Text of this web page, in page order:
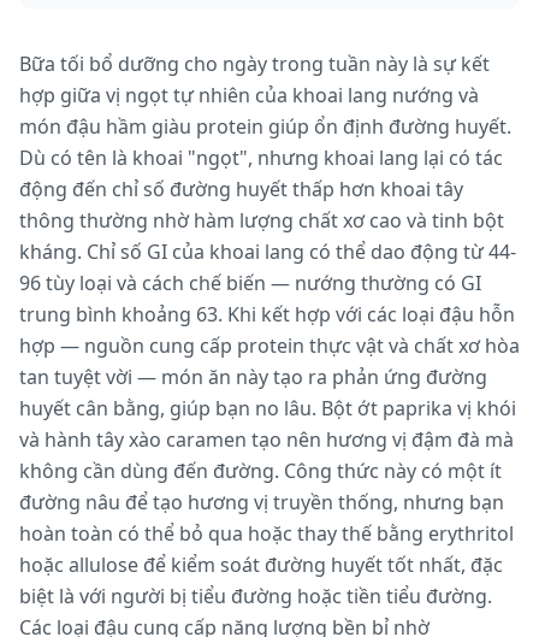
Bữa tối bổ dưỡng cho ngày trong tuần này là sự kết
hợp giữa vị ngọt tự nhiên của khoai lang nướng và
món đậu hầm giàu protein giúp ổn định đường huyết.
Dù có tên là khoai "ngọt", nhưng khoai lang lại có tác
động đến chỉ số đường huyết thấp hơn khoai tây
thông thường nhờ hàm lượng chất xơ cao và tinh bột
kháng. Chỉ số GI của khoai lang có thể dao động từ 44-
96 tùy loại và cách chế biến — nướng thường có GI
trung bình khoảng 63. Khi kết hợp với các loại đậu hỗn
hợp — nguồn cung cấp protein thực vật và chất xơ hòa
tan tuyệt vời — món ăn này tạo ra phản ứng đường
huyết cân bằng, giúp bạn no lâu. Bột ớt paprika vị khói
và hành tây xào caramen tạo nên hương vị đậm đà mà
không cần dùng đến đường. Công thức này có một ít
đường nâu để tạo hương vị truyền thống, nhưng bạn
hoàn toàn có thể bỏ qua hoặc thay thế bằng erythritol
hoặc allulose để kiểm soát đường huyết tốt nhất, đặc
biệt là với người bị tiểu đường hoặc tiền tiểu đường.
Các loại đậu cung cấp năng lượng bền bỉ nhờ